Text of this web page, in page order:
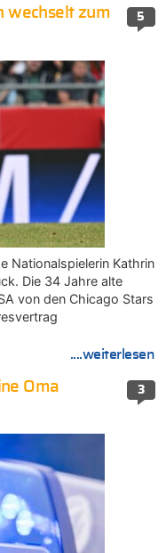
5
wechselt zum
Nationalspielerin Kathrin
Die 34 Jahre alte
von den Chicago Stars
....weiterlesen
3
Oma